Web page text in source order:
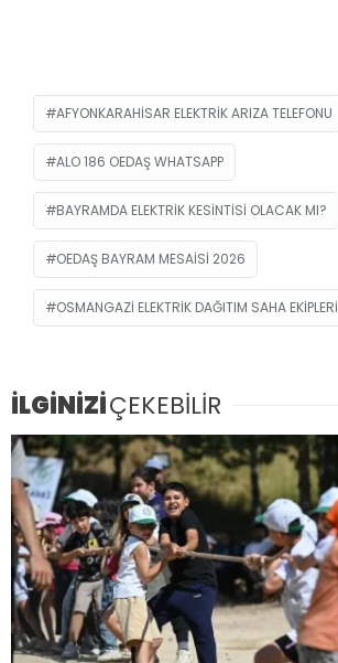
AFYONKARAHISAR ELEKTRIK ARIZA TELEFONU
ALO 186 OEDAŞ WHATSAPP
BAYRAMDA ELEKTRIK KESINTISI OLACAK MI?
OEDAŞ BAYRAM MESAISI 2026
OSMANGAZI ELEKTRIK DAĞITIM SAHA EKIPLERI
İLGİNİZİÇEKEBİLİR